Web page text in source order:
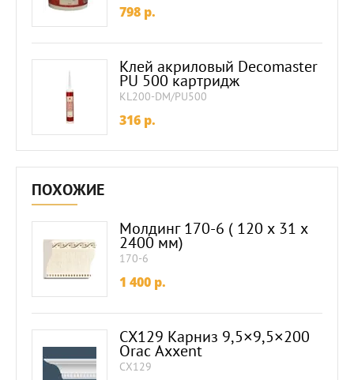
798 p.
Клей акриловый Decomaster
PU 500 картридж
KL200-DM/PU500
316 p.
ПОХОЖИЕ
Молдинг 170-6 ( 120 х 31 х
2400 мм)
170-6
1 400 p.
CX129 Карниз 9,5×9,5×200
Orac Axxent
CX129